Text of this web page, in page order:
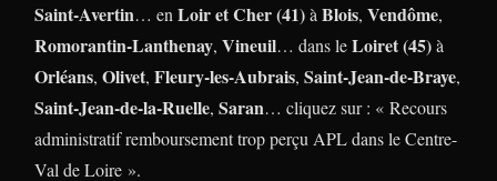
Saint-Avertin… enLoir et Cher (41)àBlois, Vendôme,
Romorantin-Lanthenay, Vineuil… dans leLoiret (45)à
Orléans, Olivet, Fleury-les-Aubrais, Saint-Jean-de-Braye,
Saint-Jean-de-la-Ruelle, Saran… cliquez sur : « Recours
administratif remboursement trop perçu APL dans le Centre-
Val de Loire ».